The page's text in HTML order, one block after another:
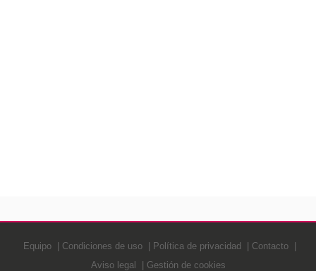
Equipo Condiciones de uso Política de privacidad
Contacto
Aviso legal
Gestión de cookies